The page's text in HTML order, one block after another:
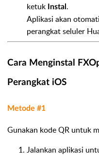
ketuk
Instal .
Aplikasi akan
perangkat seluler
Cara Menginstal
Perangkat iOS
Metode #1
Gunakan kode QR untuk
Jalankan aplikasi